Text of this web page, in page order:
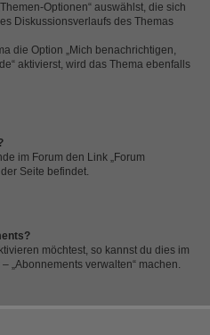
Optionen“ auswählst, die sich
Diskussionsverlaufs des Themas
die Option „Mich benachrichtigen,
aktivierst, wird das Thema ebenfalls
im Forum den Link „Forum
Seite befindet.
möchtest, so kannst du dies im
„Abonnements verwalten“ machen.